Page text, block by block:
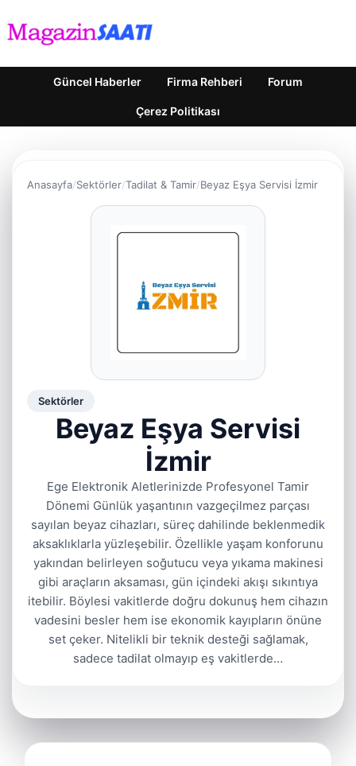
Güncel Haberler Firma Rehberi Forum
Çerez Politikası
Anasayfa Sektörler Tadilat & Tamir Beyaz Eşya Servisi İzmir
Sektörler
Beyaz Eşya Servisi
İzmir
Ege Elektronik Aletlerinizde Profesyonel Tamir
Dönemi Günlük yaşantının vazgeçilmez parçası
sayılan beyaz cihazları, süreç dahilinde beklenmedik
aksaklıklarla yüzleşebilir. Özellikle yaşam konforunu
yakından belirleyen soğutucu veya yıkama makinesi
gibi araçların aksaması, gün içindeki akışı sıkıntıya
itebilir. Böylesi vakitlerde doğru dokunuş hem cihazın
vadesini besler hem ise ekonomik kayıpların önüne
set çeker. Nitelikli bir teknik desteği sağlamak,
sadece tadilat olmayıp eş vakitlerde…